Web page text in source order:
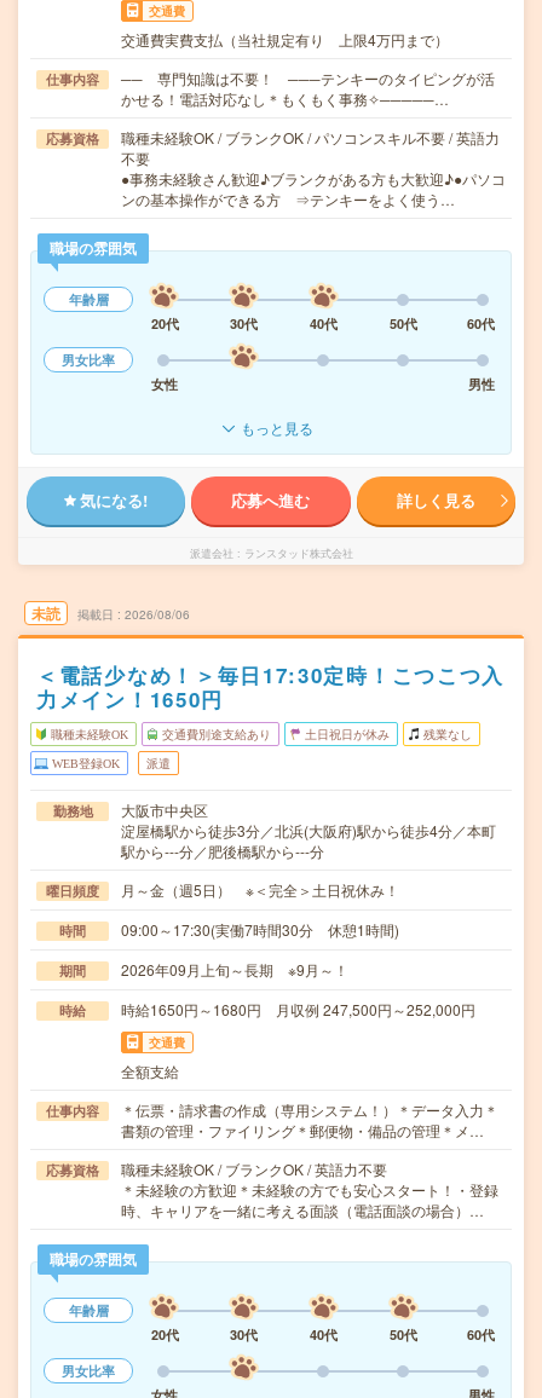
交通費
交通費実費支払（当社規定有り 上限4万円まで）
仕事内容
── 専門知識は不要！ ───テンキーのタイピングが活
かせる！電話対応なし＊もくもく事務✧─────…
応募資格
職種未経験OK / ブランクOK / パソコンスキル不要 / 英語力
不要
●事務未経験さん歓迎♪ブランクがある方も大歓迎♪●パソコ
ンの基本操作ができる方 ⇒テンキーをよく使う…
職場の雰囲気
年齢層
20代
30代 40代 50代
60代
男女比率
女性
男性
もっと見る
気になる! 応募へ進む 詳しく見る
派遣会社 ランスタッド株式会社
未読 掲載日 2026/08/06
＜電話少なめ！＞毎日17:30定時！こつこつ入
力メイン！1650円
職種未経験OK 交通費別途支給あり 土日祝日が休み 残業なし
WEB登録OK 派遣
勤務地
大阪市中央区
淀屋橋駅から徒歩3分／北浜(大阪府)駅から徒歩4分／本町
駅から---分／肥後橋駅から---分
曜日頻度 月～金（週5日） ※＜完全＞土日祝休み！
時間 09:00～17:30(実働7時間30分 休憩1時間)
期間 2026年09月上旬～長期 ※9月～！
時給 時給1650円～1680円 月収例 247,500円～252,000円
交通費
全額支給
仕事内容
＊伝票・請求書の作成（専用システム！）＊データ入力＊
書類の管理・ファイリング＊郵便物・備品の管理＊メ…
応募資格
職種未経験OK / ブランクOK / 英語力不要
＊未経験の方歓迎＊未経験の方でも安心スタート！・登録
時、キャリアを一緒に考える面談（電話面談の場合）…
職場の雰囲気
年齢層
20代
30代 40代 50代
60代
男女比率